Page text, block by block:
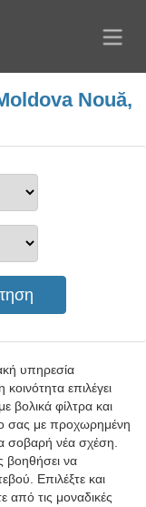
Nouă,
υπηρεσία
επιλέγει
βολικά φίλτρα και
σας με προχωρημένη
σοβαρή νέα σχέση.
βοηθήσει να
Επιλέξτε και
από τις μοναδικές